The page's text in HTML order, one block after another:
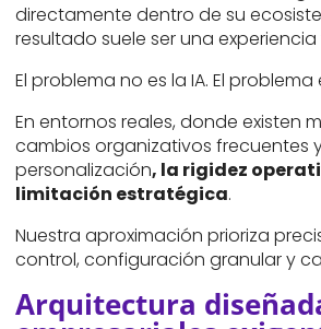
directamente dentro de su
resultado suele ser una
El problema no es la IA. El
En entornos reales, donde existen
cambios organizativos frecuentes
personalización, la rigidez
limitación estratégica.
Nuestra aproximación prioriza
control, configuración granular y
Arquitectura